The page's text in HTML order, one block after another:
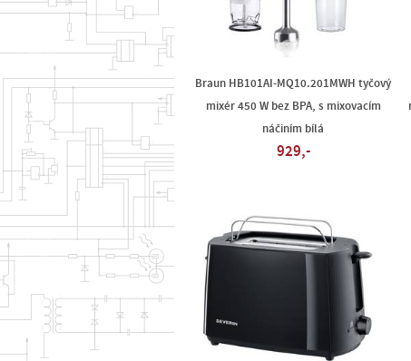
Braun HB101AI-MQ10.201MWH tyčový
mixér 450 W bez BPA, s mixovacím
náčiním bílá
929,-